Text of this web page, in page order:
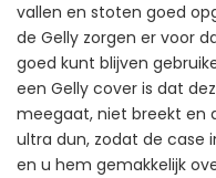
vallen en stoten goed
de Gelly zorgen er voor
goed kunt blijven
een Gelly cover is dat
meegaat, niet breekt en
ultra dun, zodat de case
en u hem gemakkelijk